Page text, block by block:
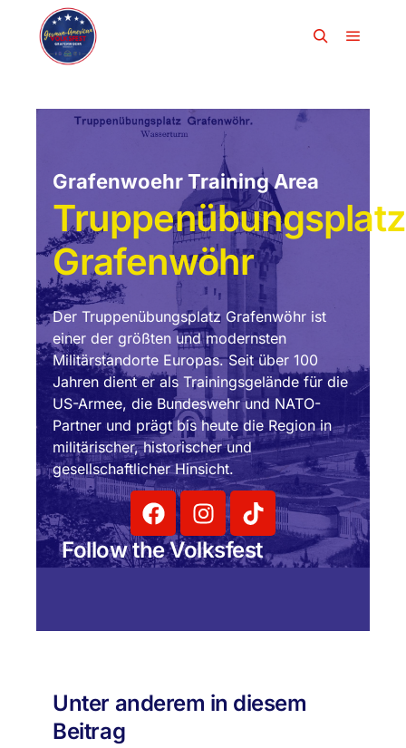
Grafenwoehr Training Area
Truppenübungsplatz
Grafenwöhr
Der Truppenübungsplatz Grafenwöhr ist
einer der größten und modernsten
Militärstandorte Europas. Seit über 100
Jahren dient er als Trainingsgelände für die
US-Armee, die Bundeswehr und NATO-
Partner und prägt bis heute die Region in
militärischer, historischer und
gesellschaftlicher Hinsicht.
Follow the Volksfest
Unter anderem in diesem
Beitrag